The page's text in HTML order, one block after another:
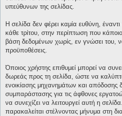
υπεύθυνων της σελίδας.
Η σελίδα δεν φέρει καμία ευθύνη,
κάθε τρίτου, στην περίπτωση που
βάση δεδομένων χωρίς, εν γνώσει του,
προϋποθέσεις.
Όποιος χρήστης επιθυμεί μπορεί να
δωρεάς προς τη σελίδα, ώστε να
ενοικίασης μηχανημάτων και απόδοσης
συμπαράστασης για τις άφθονες
να συνεχίζει να λειτουργεί αυτή η
παρακαλείται στέλνοντας μήνυμα στη